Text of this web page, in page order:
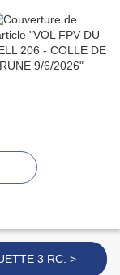
ALOUETTE 3 RC. >